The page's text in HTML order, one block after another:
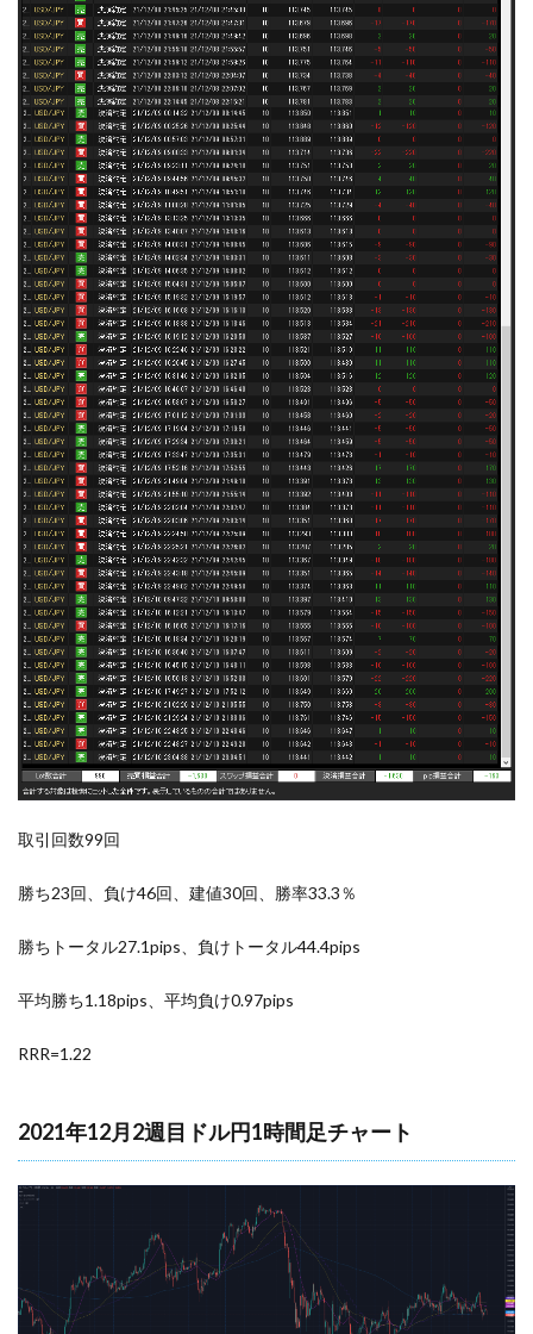
取引回数99回
勝ち23回、負け46回、建値30回、勝率33.3％
勝ちトータル27.1pips、負けトータル44.4pips
平均勝ち1.18pips、平均負け0.97pips
RRR=1.22
2021年12月2週目ドル円1時間足チャート